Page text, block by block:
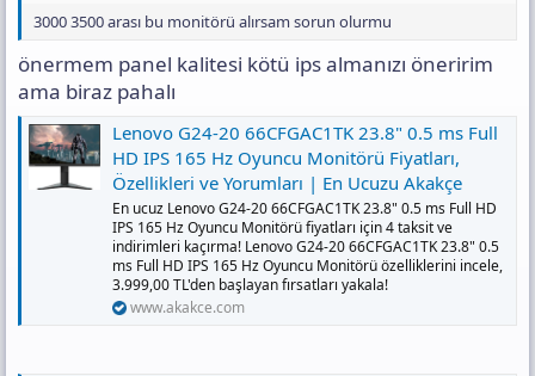
3000 3500 arası bu monitörü alırsam sorun olurmu
önermem panel kalitesi kötü ips almanızı öneririm
ama biraz pahalı
Lenovo G24-20 66CFGAC1TK 23.8" 0.5 ms Full
HD IPS 165 Hz Oyuncu Monitörü Fiyatları,
Özellikleri ve Yorumları | En Ucuzu Akakçe
En ucuz Lenovo G24-20 66CFGAC1TK 23.8" 0.5 ms Full HD
IPS 165 Hz Oyuncu Monitörü fiyatları için 4 taksit ve
indirimleri kaçırma! Lenovo G24-20 66CFGAC1TK 23.8" 0.5
ms Full HD IPS 165 Hz Oyuncu Monitörü özelliklerini incele,
3.999,00 TL'den başlayan fırsatları yakala!
www.akakce.com